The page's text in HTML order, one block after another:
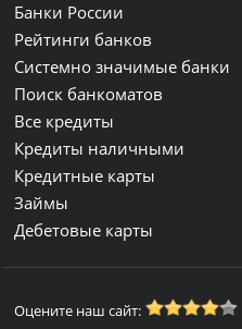
Банки России
Рейтинги банков
Системно значимые банки
Поиск банкоматов
Все кредиты
Кредиты наличными
Кредитные карты
Займы
Дебетовые карты
Оцените наш сайт: